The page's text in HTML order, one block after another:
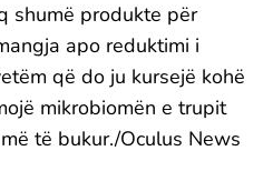
shumë produkte për
apo reduktimi i
që do ju kursejë kohë
mikrobiomën e trupit
të bukur./Oculus News